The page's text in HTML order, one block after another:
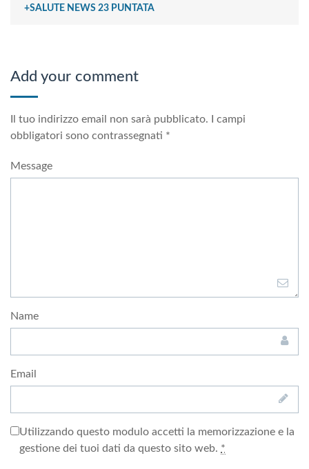
+SALUTE NEWS 23 PUNTATA
Add your comment
Il tuo indirizzo email non sarà pubblicato. I campi
obbligatori sono contrassegnati *
Message
Name
Email
Utilizzando questo modulo accetti la memorizzazione e la
gestione dei tuoi dati da questo sito web. *